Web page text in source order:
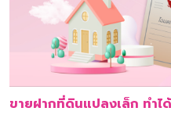
ขายฝากที่ดินแปลงเล็ก ทำไ